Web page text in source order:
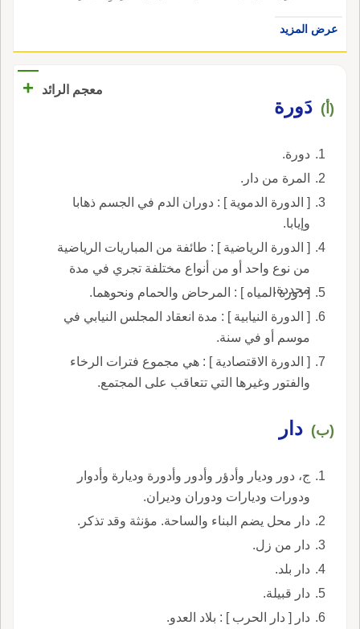
عرض المزيد
معجم الرائد +
(أ) دَورة
دورة.
المرة من دار.
[ الدورة الدموية ] : دوران الدم في الجسم ذهابا
وإيابا.
[ الدورة الرياضية ] : طائفة من المباريات الرياضية
من نوع واحد أو من أنواع مختلفة تجري في مدة
محددة.
[ دورة المياه ] : المرحاض والحمام ونحوهما.
[ الدورة النيابية ] : مدة انعقاد المجلس النيابي في
موسم أو في سنة.
[ الدورة الاقتصادية ] : هي مجموع فترات الرخاء
والفتور وغيرها التي تتعاقب على المجتمع.
(ب) دار
ج، دور وديار وأدؤر وأدور وأدورة وديارة وأدوار
ودورات وديارات ودوران وديران.
دار محل يضم البناء والساحة. مؤنثة وقد تذكر.
دار من زل.
دار بلد.
دار قبيلة.
دار [ دار الحرب ] : بلاد العدو.